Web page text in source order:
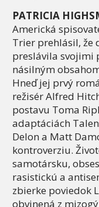
PATRICIA
Americká
Trier prehlásil, že
preslávila svojimi
násilným
Hneď jej prvý
režisér Alfred
postavu Toma
adaptáciách
Delon a Matt
kontroverziu.
samotársku,
rasistickú a
zbierke poviedok
obvinená z